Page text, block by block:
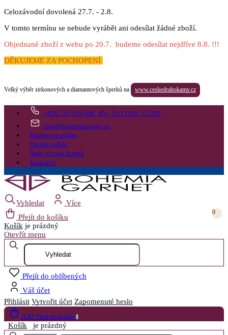
Celozávodní dovolená 27.7. - 2.8.
V tomto termínu se nebude vyrábět ani odesílat žádné zboží.
Objednané zboží z webu po 20.7. budeme odesílat nejdříve 8.8. !!!
DĚKUJEME ZA POCHOPENÍ
Velký výběr zirkonových a diamantových šperků na www.ceskedrahokamy.cz
+420 725 535 406 (Po - Pá 11:00 - 17:00)
info@bohemiagarnet.cz
Doprava a platba
Osobní odběr
Naše výroba šperků
Kontakty
Vyhledat
Více
Přejít do košíku
0
Košík je prázdný
Otevřít menu
Přejít do oblíbených
Váš účet
Přihlásit Vytvořit účet Zapomenuté heslo
0 Kč Přejít do košíku 0
Košík je prázdný